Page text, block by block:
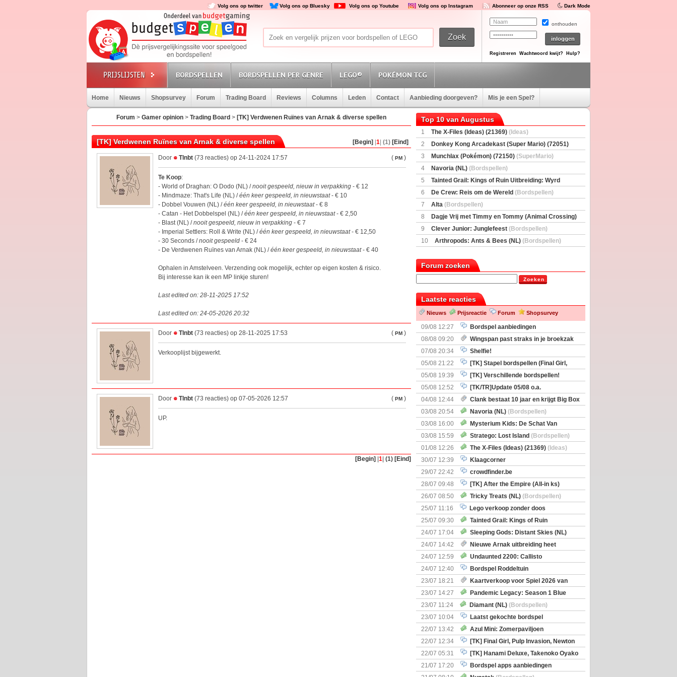
Volg ons op twitter Volg ons op Bluesky Volg ons op Youtube Volg ons op Instagram Abonneer op onze RSS Dark Mode
onthouden
Registreren Wachtwoord kwijt? Hulp?
BORDSPELLEN BORDSPELLEN PER GENRE LEGO® POKÉMON TCG
Home Nieuws Shopsurvey Forum Trading Board Reviews Columns Leden Contact Aanbieding doorgeven? Mis je een Spel?
Forum > Gamer opinion > Trading Board > [TK] Verdwenen Ruïnes van Arnak & diverse spellen
[TK] Verdwenen Ruïnes van Arnak & diverse spellen [Begin] 1 (1) [Eind]
Door Tlnbt (73 reacties) op 24-11-2024 17:57 ( PM )
Te Koop:
- World of Draghan: O Dodo (NL) /nooit gespeeld, nieuw in verpakking - € 12
- Mindmaze: That's Life (NL) /één keer gespeeld, in nieuwstaat- € 10
- Dobbel Vouwen (NL) /één keer gespeeld, in nieuwstaat- € 8
- Catan - Het Dobbelspel (NL) /één keer gespeeld, in nieuwstaat- € 2,50
- Blast (NL) /nooit gespeeld, nieuw in verpakking - € 7
- Imperial Settlers: Roll & Write (NL) /één keer gespeeld, in nieuwstaat- € 12,50
- 30 Seconds /nooit gespeeld - € 24
- De Verdwenen Ruïnes van Arnak (NL) /één keer gespeeld, in nieuwstaat- € 40
Ophalen in Amstelveen. Verzending ook mogelijk, echter op eigen kosten & risico.
Bij interesse kan ik een MP linkje sturen!
Last edited on: 28-11-2025 17:52
Last edited on: 24-05-2026 20:32
Door Tlnbt (73 reacties) op 28-11-2025 17:53 ( PM )
Verkooplijst bijgewerkt.
Door Tlnbt (73 reacties) op 07-05-2026 12:57 ( PM )
UP.
[Begin] 1 (1) [Eind]
Top 10 van Augustus
1 The X-Files (Ideas) (21369) (Ideas)
2
Donkey Kong Arcadekast (Super Mario) (72051)
(SuperMario)
3 Munchlax (Pokémon) (72150) (SuperMario)
4
Navoria (NL) (Bordspellen)
5
Tainted Grail: Kings of Ruin Uitbreiding: Wyrd
Encounters(Bordspellen)
6 De Crew: Reis om de Wereld (Bordspellen)
7
Alta (Bordspellen)
8
Dagje Vrij met Timmy en Tommy (Animal Crossing)
(77059)(Ideas)
9 Clever Junior: Junglefeest (Bordspellen)
10
Arthropods: Ants & Bees (NL) (Bordspellen)
Forum zoeken
Zoeken
Laatste reacties
Nieuws Prijsreactie Forum Shopsurvey
09/08 12:27
Bordspel aanbiedingen
08/08 09:20
Wingspan past straks in je broekzak
07/08 20:34
Shelfie!
05/08 21:22
[TK] Stapel bordspellen (Final Girl,
Nemesis Retaliation, Zombicide Invader)
05/08 19:39
[TK] Verschillende bordspellen!
05/08 12:52
[TK/TR]Update 05/08 o.a.
Prijsverlagingen, Imperium Horizons, 20 Strong
04/08 12:44
Clank bestaat 10 jaar en krijgt Big Box
+ nieuwe uitbreiding
03/08 20:54 Navoria (NL) (Bordspellen)
03/08 16:00
Mysterium Kids: De Schat Van
Kapitein Boe
(Bordspellen)
03/08 15:59 Stratego: Lost Island (Bordspellen)
01/08 12:26
The X-Files (Ideas) (21369) (Ideas)
30/07 12:39
Klaagcorner
29/07 22:42
crowdfinder.be
28/07 09:48
[TK] After the Empire (All-in ks)
26/07 08:50
Tricky Treats (NL) (Bordspellen)
25/07 11:16
Lego verkoop zonder doos
25/07 09:30
Tainted Grail: Kings of Ruin
Uitbreiding: Wyrd Encounters(Bordspellen)
24/07 17:04
Sleeping Gods: Distant Skies (NL)
(Bordspellen)
24/07 14:42
Nieuwe Arnak uitbreiding heet
Surprise Shipments
24/07 12:59
Undaunted 2200: Callisto
(Bordspellen)
24/07 12:40
Bordspel Roddeltuin
23/07 18:21
Kaartverkoop voor Spiel 2026 van
start
23/07 14:27
Pandemic Legacy: Season 1 Blue
(Bordspellen)
23/07 11:24 Diamant (NL) (Bordspellen)
23/07 10:04
Laatst gekochte bordspel
22/07 13:42
Azul Mini: Zomerpaviljoen
(Bordspellen)
22/07 12:34
[TK] Final Girl, Pulp Invasion, Newton
& Great Discoveries
22/07 05:31
[TK] Hanami Deluxe, Takenoko Oyako
bigbox
21/07 17:20
Bordspel apps aanbiedingen